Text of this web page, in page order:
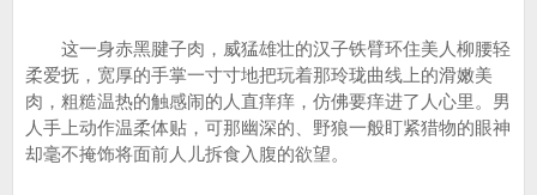
这一身赤黑腱子肉，威猛雄壮的汉子铁臂环住美人柳腰轻
柔爱抚，宽厚的手掌一寸寸地把玩着那玲珑曲线上的滑嫩美
肉，粗糙温热的触感闹的人直痒痒，仿佛要痒进了人心里。男
人手上动作温柔体贴，可那幽深的、野狼一般盯紧猎物的眼神
却毫不掩饰将面前人儿拆食入腹的欲望。